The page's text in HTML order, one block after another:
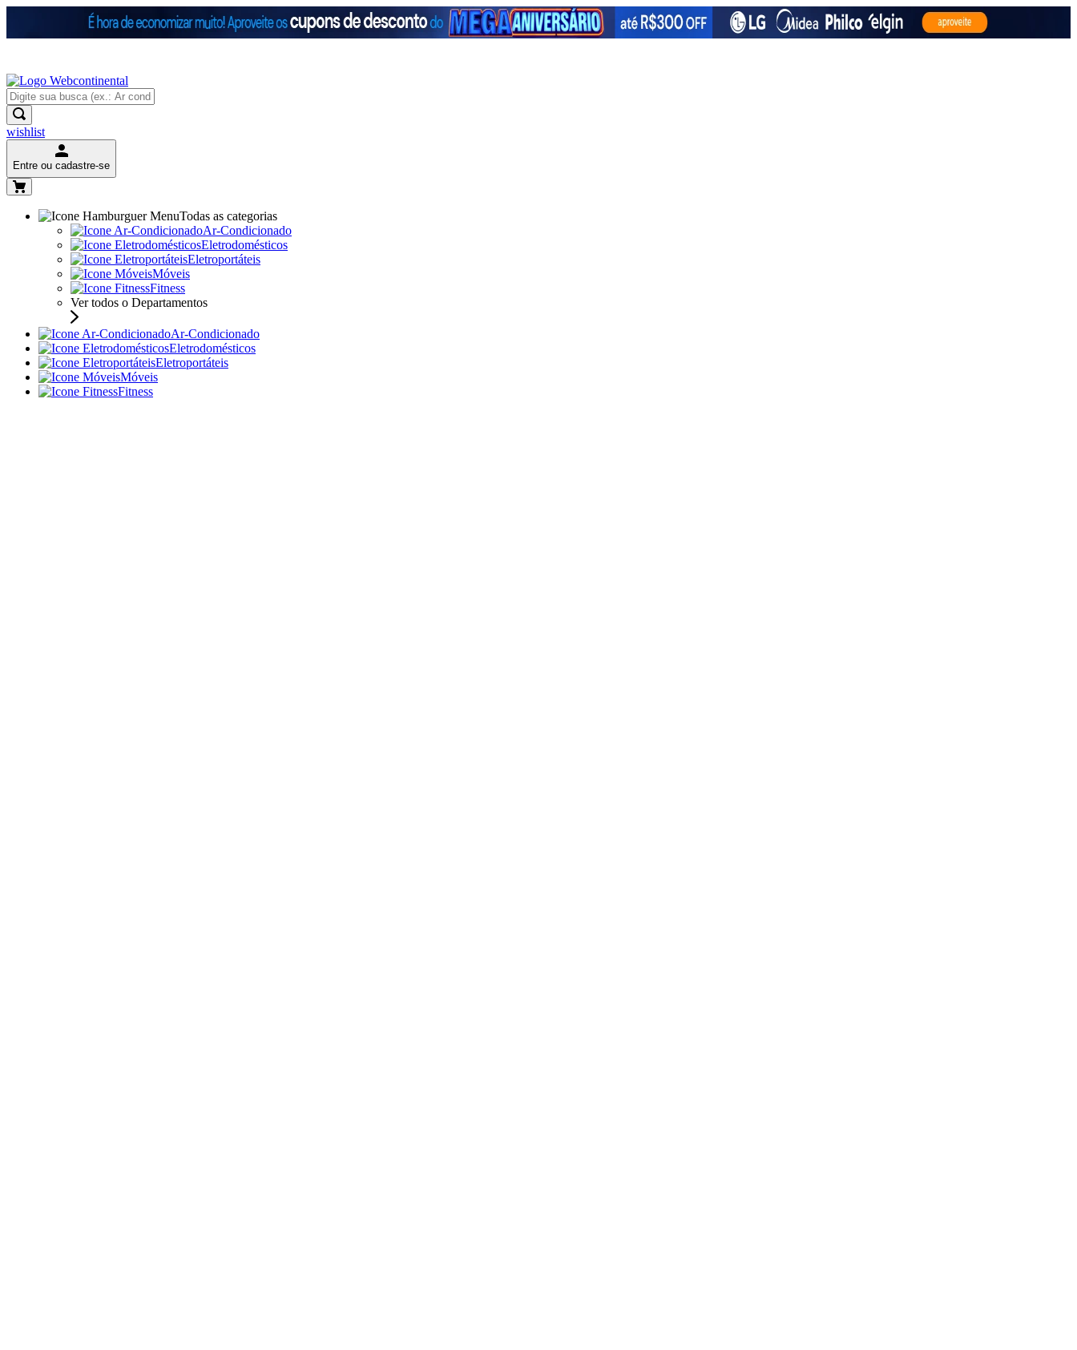
wishlist
Entre ou cadastre-se
Todas as categorias
Ar-Condicionado
Eletrodomésticos
Eletroportáteis
Móveis
Fitness
Ver todos o Departamentos
Ar-Condicionado
Eletrodomésticos
Eletroportáteis
Móveis
Fitness